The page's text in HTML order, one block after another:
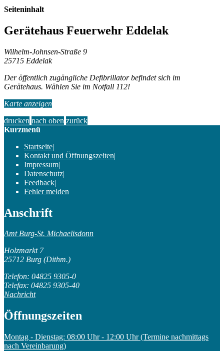
Seiteninhalt
Gerätehaus Feuerwehr Eddelak
Wilhelm-Johnsen-Straße 9
25715 Eddelak
Der öffentlich zugängliche Defibrillator befindet sich im
Gerätehaus. Wählen Sie im Notfall 112!
Karte anzeigen
drucken nach oben zurück
Kurzmenü
Startseite|
Kontakt und Öffnungszeiten|
Impressum|
Datenschutz|
Feedback|
Fehler melden
Anschrift
Amt Burg-St. Michaelisdonn
Holzmarkt 7
25712 Burg (Dithm.)
Telefon: 04825 9305-0
Telefax: 04825 9305-40
Nachricht
Öffnungszeiten
Montag - Dienstag: 08:00 Uhr - 12:00 Uhr (Termine nachmittags
nach Vereinbarung)